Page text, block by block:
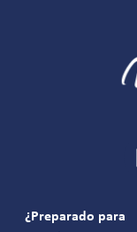
¿Preparado para